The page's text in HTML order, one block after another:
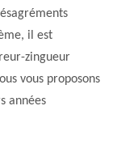
il est
zingueur
vous proposons
années